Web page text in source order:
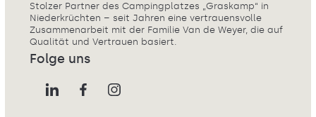
Stolzer Partner des Campingplatzes „Graskamp“ in
Niederkrüchten – seit Jahren eine vertrauensvolle
Zusammenarbeit mit der Familie Van de Weyer, die auf
Qualität und Vertrauen basiert.
Folge uns